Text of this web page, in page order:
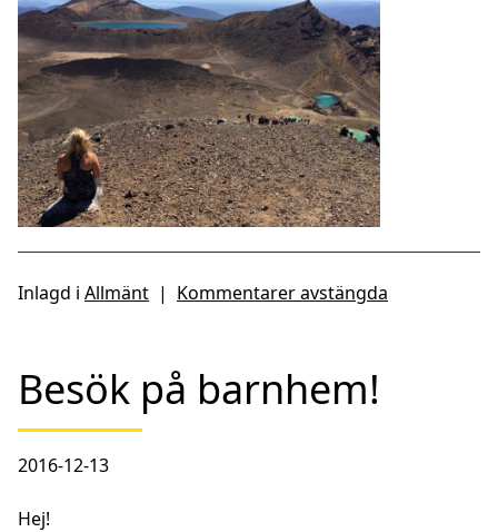
Inlagd i Allmänt | Kommentarer avstängda
Besök på barnhem!
2016-12-13
Hej!